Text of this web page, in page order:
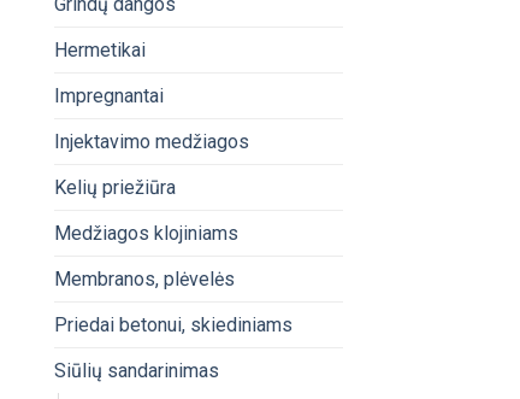
Hermetikai
Impregnantai
Injektavimo medžiagos
Kelių priežiūra
Medžiagos klojiniams
Membranos, plėvelės
Priedai betonui, skiediniams
Siūlių sandarinimas